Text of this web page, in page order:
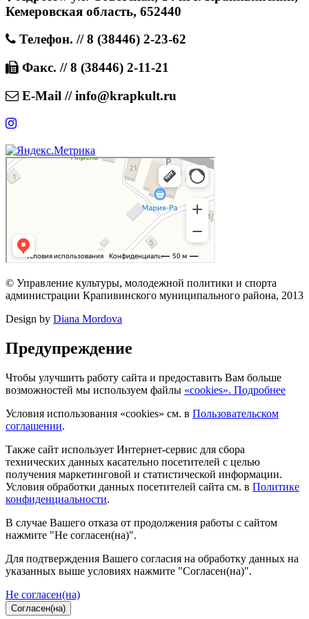
Кемеровская область, 652440
Телефон. // 8 (38446) 2-23-62
Факс. // 8 (38446) 2-11-21
E-Mail // info@krapkult.ru
© Управление культуры, молодежной политики и спорта
администрации Крапивинского муниципального района, 2013
Design by Diana Mordova
Предупреждение
Чтобы улучшить работу сайта и предоставить Вам больше
возможностей мы используем файлы «cookies». Подробнее
Условия использования «cookies» см. в Пользовательском
соглашении.
Также сайт использует Интернет-сервис для сбора
технических данных касательно посетителей с целью
получения маркетинговой и статистической информации.
Условия обработки данных посетителей сайта см. в Политике
конфиденциальности.
В случае Вашего отказа от продолжения работы с сайтом
нажмите "Не согласен(на)".
Для подтверждения Вашего согласия на обработку данных на
указанных выше условиях нажмите "Согласен(на)".
Не согласен(на)